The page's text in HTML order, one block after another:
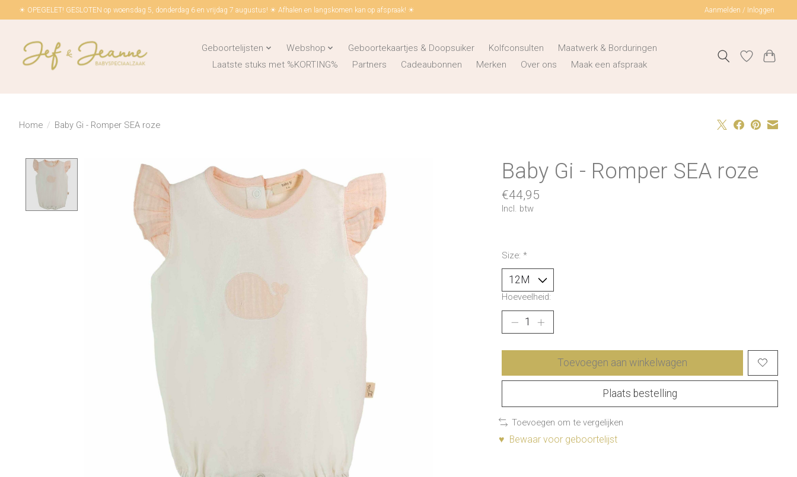
☀ OPEGELET! GESLOTEN op woensdag 5, donderdag 6 en vrijdag 7 augustus! ☀ Afhalen en langskomen kan op afspraak! ☀ Aanmelden / Inloggen
Geboortelijsten Webshop Geboortekaartjes & Doopsuiker Kolfconsulten
Maatwerk & Borduringen
Laatste stuks met %KORTING%
Partners Cadeaubonnen Merken Over ons Maak een afspraak
Home / Baby Gi - Romper SEA roze
Product image slideshow Items Baby Gi - Romper SEA roze
€44,95
Incl. btw
Size: *
Hoeveelheid:
Toevoegen aan winkelwagen
Plaats bestelling
Toevoegen om te vergelijken
♥ Bewaar voor geboortelijst